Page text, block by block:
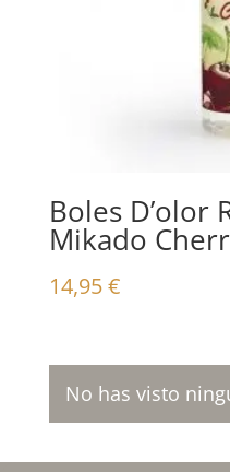
Boles D’olor
Mikado
14,95€
No has visto